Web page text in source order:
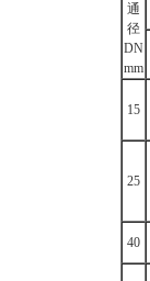
通
径
DN
mm
15
25
40